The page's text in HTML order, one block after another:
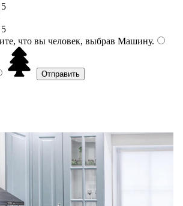
5
5
что вы человек, выбрав Машину.